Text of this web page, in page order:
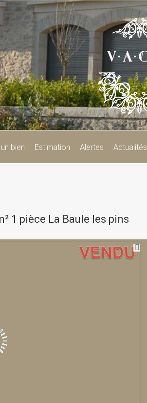
bien Estimation Alertes Actualités
1 pièce La Baule les pins